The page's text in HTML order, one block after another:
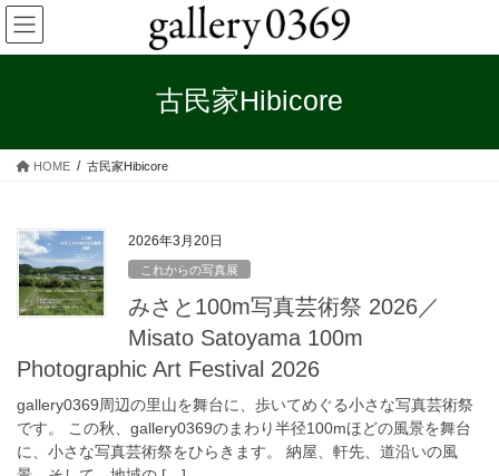
コ
ン
テ
ス
ナ
ビ
ゲ
ン
古民家Hibicore
HOME 古民家Hibicore
2026年3月20日
これからの写真展
みさと100m写真芸術祭 2026／
Misato Satoyama 100m
Photographic Art Festival 2026
gallery0369周辺の里山を舞台に、歩いてめぐる小さな写真芸術祭
です。 この秋、gallery0369のまわり半径100mほどの風景を舞台
に、小さな写真芸術祭をひらきます。 納屋、軒先、道沿いの風